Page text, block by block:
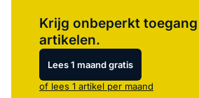
Krijg onbeperkt
artikelen.
Lees 1 maand gratis
of lees 1 artikel per maand